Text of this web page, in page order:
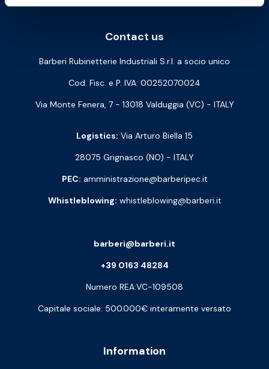
Contact us
Barberi Rubinetterie Industriali S.r.l. a socio unico
Cod. Fisc. e P. IVA: 00252070024
Via Monte Fenera, 7 - 13018 Valduggia (VC) - ITALY
Logistics: Via Arturo Biella 15
28075 Grignasco (NO) - ITALY
PEC: amministrazione@barberipec.it
Whistleblowing: whistleblowing@barberi.it
Information
barberi@barberi.it
+39 0163 48284
Numero REA:VC-109508
Capitale sociale: 500.000€ interamente versato